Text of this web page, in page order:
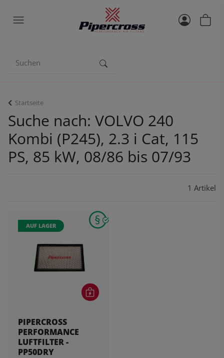
Startseite
Suche nach: VOLVO 240
Kombi (P245), 2.3 i Cat, 115
PS, 85 kW, 08/86 bis 07/93
1 Artikel
AUF LAGER
PIPERCROSS
PERFORMANCE
LUFTFILTER -
PP50DRY